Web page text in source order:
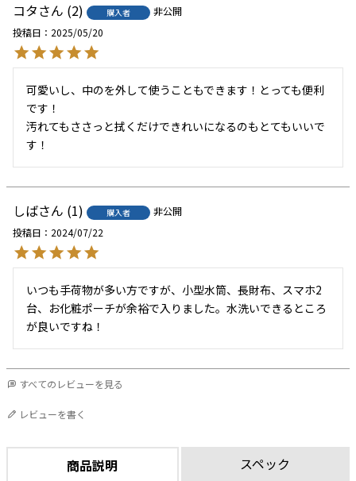
コタ 2 購入者
非公開
投稿日
2025/05/20
可愛いし、中のを外して使うこともできます！とっても便利
です！
汚れてもささっと拭くだけできれいになるのもとてもいいで
す！
しば 1 購入者
非公開
投稿日
2024/07/22
いつも手荷物が多い方ですが、小型水筒、長財布、スマホ2
台、お化粧ポーチが余裕で入りました。水洗いできるところ
が良いですね！
すべてのレビューを見る
レビューを書く
商品説明 スペック